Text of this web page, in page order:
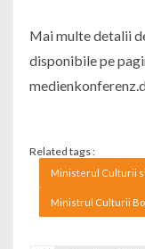
Mai multe detalii
disponibile pe
Related tags :
Ministerul Culturii
Ministrul Culturii